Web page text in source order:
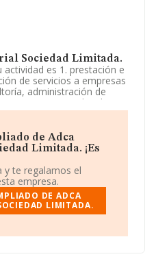
Sociedad Limitada.
es 1. prestación e
de servicios a empresas
administración de
asesoramiento legal,
económico y
empresa está registrada
su actividad CNAE
No realiza actividad de
contado con una
a los datos disponibles
de la compañía
de Adca
Limitada. ¡Es
y te regalamos el
empresa.
DE ADCA
LIMITADA.